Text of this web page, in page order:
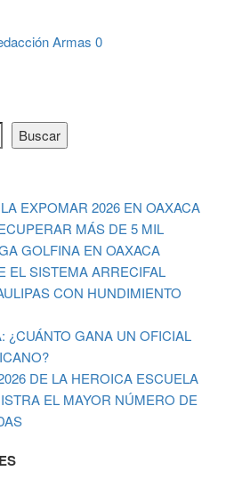
Armas 0
Buscar
EXPOMAR 2026 EN OAXACA
MÁS DE 5 MIL
GOLFINA EN OAXACA
EL SISTEMA ARRECIFAL
CON HUNDIMIENTO
¿CUÁNTO GANA UN OFICIAL
DE LA HEROICA ESCUELA
EL MAYOR NÚMERO DE